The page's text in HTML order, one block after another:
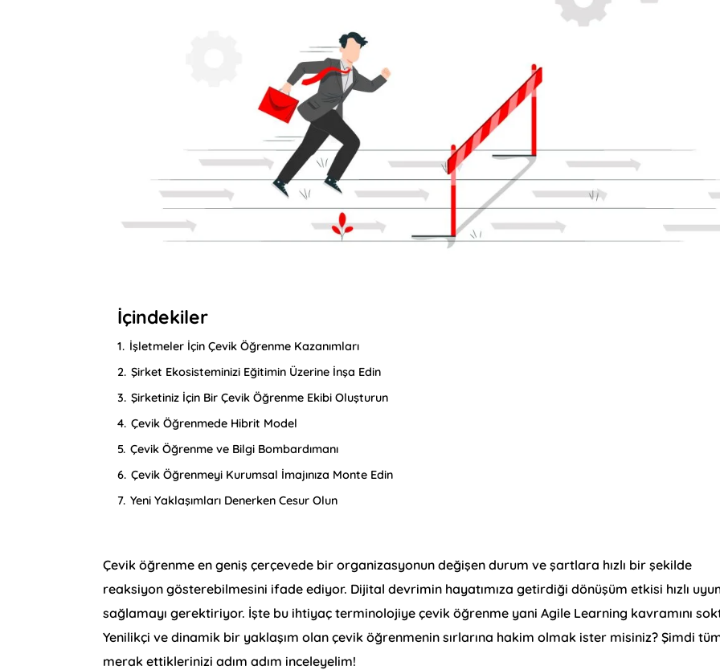
İçindekiler
1. İşletmeler İçin Çevik Öğrenme Kazanımları
2. Şirket Ekosisteminizi Eğitimin Üzerine İnşa Edin
3. Şirketiniz İçin Bir Çevik Öğrenme Ekibi Oluşturun
4. Çevik Öğrenmede Hibrit Model
5. Çevik Öğrenme ve Bilgi Bombardımanı
6. Çevik Öğrenmeyi Kurumsal İmajınıza Monte Edin
7. Yeni Yaklaşımları Denerken Cesur Olun
Çevik öğrenme en geniş çerçevede bir organizasyonun değişen durum ve şartlara hızlı bir şekilde
reaksiyon gösterebilmesini ifade ediyor. Dijital devrimin hayatımıza getirdiği dönüşüm etkisi hızlı
sağlamayı gerektiriyor. İşte bu ihtiyaç terminolojiye çevik öğrenme yani Agile Learning kavramını
Yenilikçi ve dinamik bir yaklaşım olan çevik öğrenmenin sırlarına hakim olmak ister misiniz? Şimdi
merak ettiklerinizi adım adım inceleyelim!